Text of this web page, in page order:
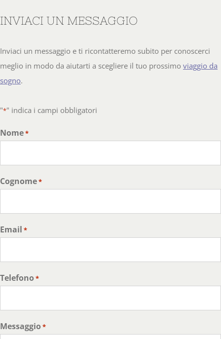
INVIACI UN MESSAGGIO
Inviaci un messaggio e ti ricontatteremo subito per conoscerci
meglio in modo da aiutarti a scegliere il tuo prossimo viaggio da
sogno.
"*" indica i campi obbligatori
Nome*
Cognome*
Email *
Telefono *
Messaggio *